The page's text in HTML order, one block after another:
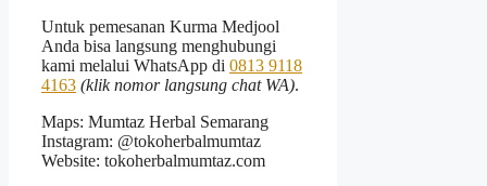
Untuk pemesanan Kurma Medjool
Anda bisa langsung menghubungi
kami melalui WhatsApp di 0813 9118
4163 (klik nomor langsung chat WA).
Maps: Mumtaz Herbal Semarang
Instagram: @tokoherbalmumtaz
Website: tokoherbalmumtaz.com